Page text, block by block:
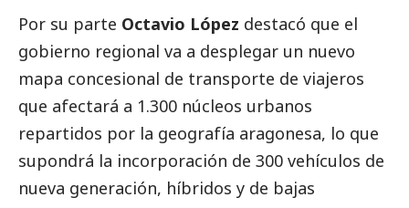
Por su parte Octavio López destacó que el
gobierno regional va a desplegar un nuevo
mapa concesional de transporte de viajeros
que afectará a 1.300 núcleos urbanos
repartidos por la geografía aragonesa, lo que
supondrá la incorporación de 300 vehículos de
nueva generación, híbridos y de bajas